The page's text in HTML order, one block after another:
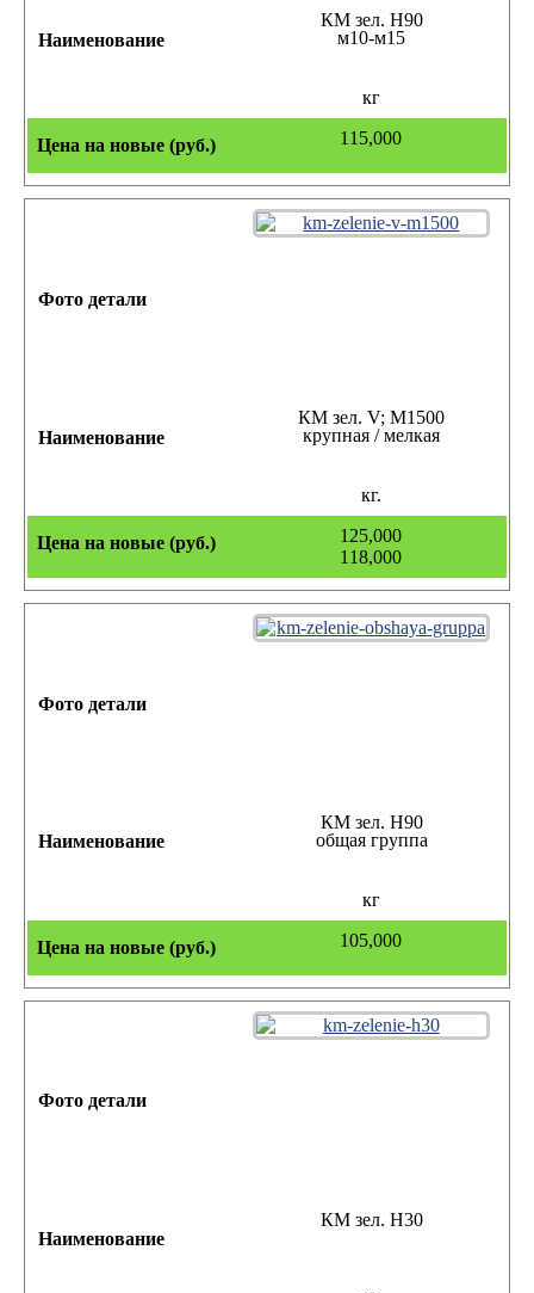
КМ зел. Н90
м10-м15
кг
115,000
КМ зел. V; М1500
крупная / мелкая
кг.
125,000
118,000
КМ зел. Н90
общая группа
кг
105,000
КМ зел. Н30